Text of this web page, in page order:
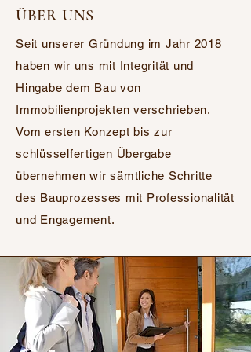
ÜBER UNS
Seit unserer Gründung im Jahr 2018
haben wir uns mit Integrität und
Hingabe dem Bau von
Immobilienprojekten verschrieben.
Vom ersten Konzept bis zur
schlüsselfertigen Übergabe
übernehmen wir sämtliche Schritte
des Bauprozesses mit Professionalität
und Engagement.